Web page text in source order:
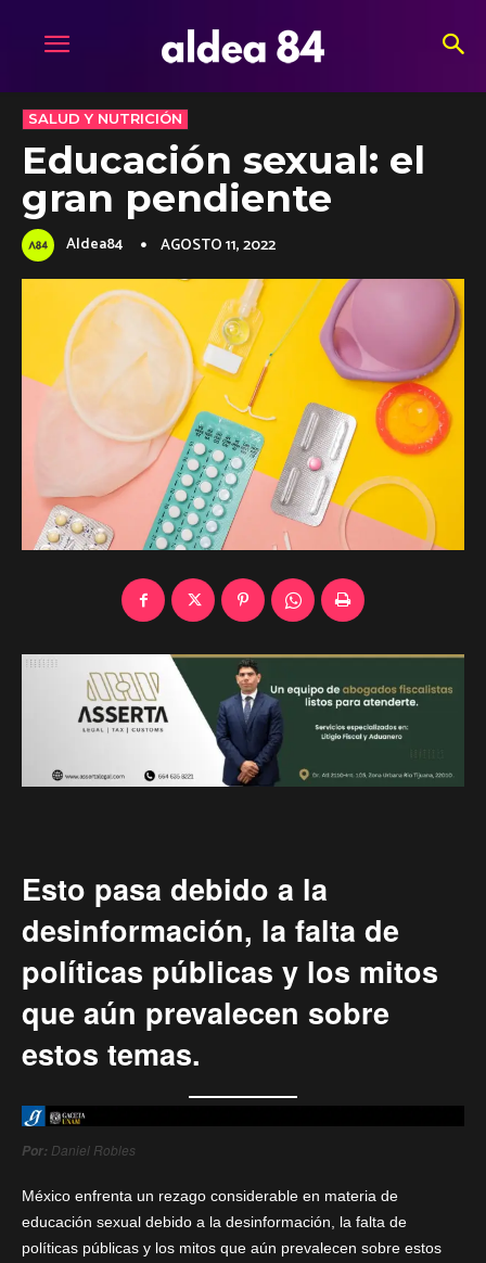
SALUD Y NUTRICIÓN
Educación sexual: el
gran pendiente
Aldea84 AGOSTO 11, 2022
Esto pasa debido a la
desinformación, la falta de
políticas públicas y los mitos
que aún prevalecen sobre
estos temas.
Por: Daniel Robles
México enfrenta un rezago considerable en materia de
educación sexual debido a la desinformación, la falta de
políticas públicas y los mitos que aún prevalecen sobre estos